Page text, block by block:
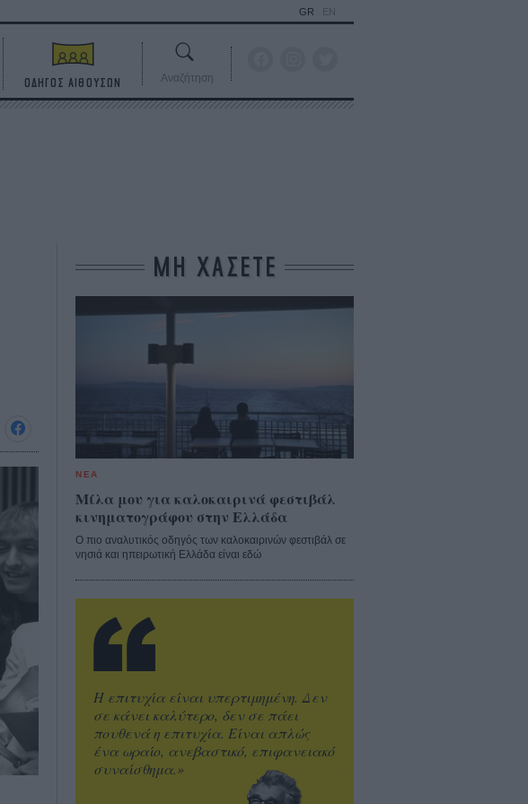
GR EN
ΟΔΗΓΟΣ ΑΙΘΟΥΣΩΝ Αναζήτηση
ΜΗ ΧΑΣΕΤΕ
ΝΕΑ
Μίλα μου για καλοκαιρινά φεστιβάλ
κινηματογράφου στην Ελλάδα
Ο πιο αναλυτικός οδηγός των καλοκαιρινών φεστιβάλ σε
νησιά και ηπειρωτική Ελλάδα είναι εδώ
Η επιτυχία είναι υπερτιμημένη. Δεν
σε κάνει καλύτερο, δεν σε πάει
πουθενά η επιτυχία. Είναι απλώς
ένα ωραίο, ανεβαστικό, επιφανειακό
συναίσθημα.»